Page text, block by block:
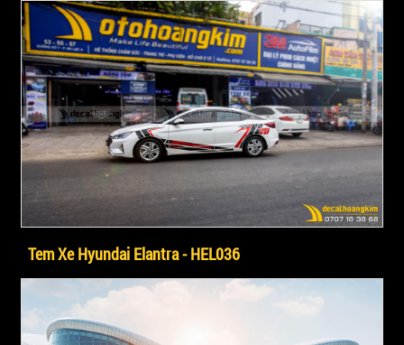
Tem Xe Hyundai Elantra - HEL036